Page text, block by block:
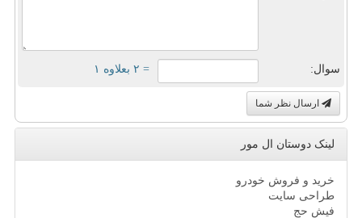
سوال: = ۲ بعلاوه ۱
ارسال نظر شما
لینک دوستان ال مور
خرید و فروش خودرو
طراحی سایت
فیش حج